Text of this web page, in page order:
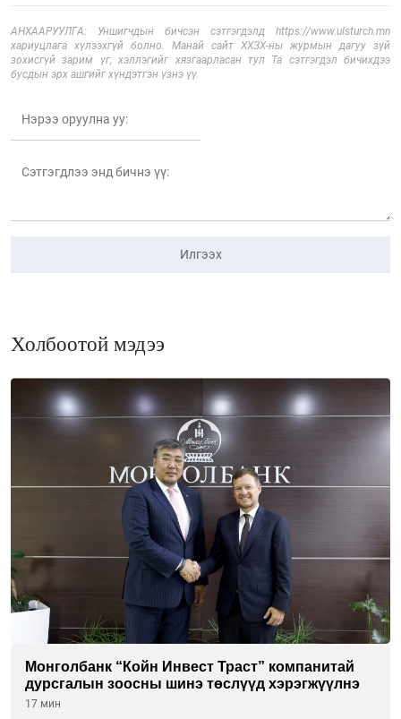
АНХААРУУЛГА: Уншигчдын бичсэн сэтгэгдэлд https://www.ulsturch.mn
хариуцлага хүлээхгүй болно. Манай сайт ХХЗХ-ны журмын дагуу зүй
зохисгүй зарим үг, хэллэгийг хязгаарласан тул Та сэтгэгдэл бичихдээ
бусдын эрх ашгийг хүндэтгэн үзнэ үү.
Илгээх
Холбоотой мэдээ
Монголбанк “Койн Инвест Траст” компанитай
дурсгалын зоосны шинэ төслүүд хэрэгжүүлнэ
17 мин